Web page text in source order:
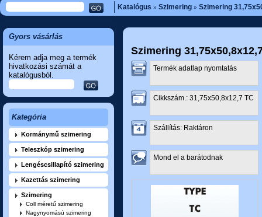
Katalógus » Szimering » Szimering
Gyors vásárlás
Kérem adja meg a termék
hivatkozási számát a
katalógusból.
Kategória
Kormánymű szimering
Teleszkóp szimering
Lengéscsillapító szimering
Kazettás szimering
Szimering
Coll méretű szimering
Nagynyomású szimering
Szimering
Termék adatlap nyomtatás
Cikkszám.: 31,75x50,8x12,7 TC
Szállítás: Raktáron
Mond el a barátodnak